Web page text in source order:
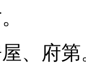
、府第